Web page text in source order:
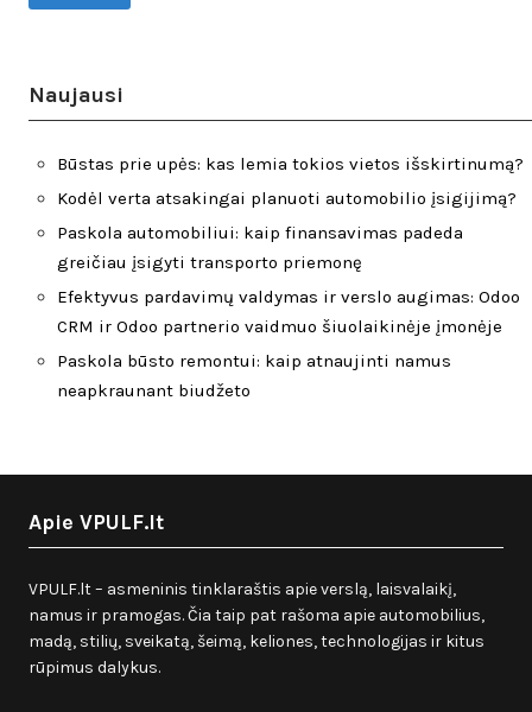
Naujausi
Būstas prie upės: kas lemia tokios vietos išskirtinumą?
Kodėl verta atsakingai planuoti automobilio įsigijimą?
Paskola automobiliui: kaip finansavimas padeda
greičiau įsigyti transporto priemonę
Efektyvus pardavimų valdymas ir verslo augimas: Odoo
CRM ir Odoo partnerio vaidmuo šiuolaikinėje įmonėje
Paskola būsto remontui: kaip atnaujinti namus
neapkraunant biudžeto
Apie VPULF.lt
VPULF.lt – asmeninis tinklaraštis apie verslą, laisvalaikį,
namus ir pramogas. Čia taip pat rašoma apie automobilius,
madą, stilių, sveikatą, šeimą, keliones, technologijas ir kitus
rūpimus dalykus.